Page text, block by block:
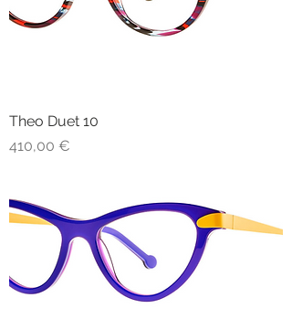
Theo Duet 10
Prezzo
410,00 €